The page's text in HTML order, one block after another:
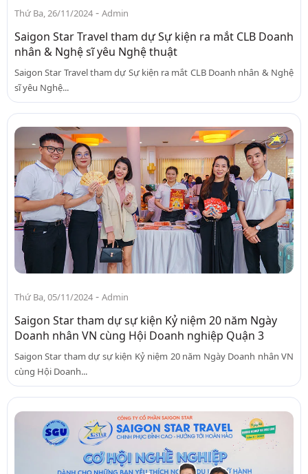
Thứ Ba, 26/11/2024 - Admin
Saigon Star Travel tham dự Sự kiện ra mắt CLB Doanh
nhân & Nghệ sĩ yêu Nghệ thuật
Saigon Star Travel tham dự Sự kiện ra mắt CLB Doanh nhân & Nghệ
sĩ yêu Nghệ...
Thứ Ba, 05/11/2024 - Admin
Saigon Star tham dự sự kiện Kỷ niệm 20 năm Ngày
Doanh nhân VN cùng Hội Doanh nghiệp Quận 3
Saigon Star tham dự sự kiện Kỷ niệm 20 năm Ngày Doanh nhân VN
cùng Hội Doanh...